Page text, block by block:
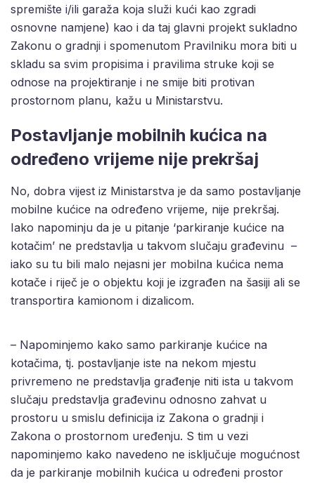
spremište i/ili garaža koja služi kući kao zgradi
osnovne namjene) kao i da taj glavni projekt sukladno
Zakonu o gradnji i spomenutom Pravilniku mora biti u
skladu sa svim propisima i pravilima struke koji se
odnose na projektiranje i ne smije biti protivan
prostornom planu, kažu u Ministarstvu.
Postavljanje mobilnih kućica na
određeno vrijeme nije prekršaj
No, dobra vijest iz Ministarstva je da samo postavljanje
mobilne kućice na određeno vrijeme, nije prekršaj.
Iako napominju da je u pitanje ‘parkiranje kućice na
kotačim’ ne predstavlja u takvom slučaju građevinu –
iako su tu bili malo nejasni jer mobilna kućica nema
kotače i riječ je o objektu koji je izgrađen na šasiji ali se
transportira kamionom i dizalicom.
– Napominjemo kako samo parkiranje kućice na
kotačima, tj. postavljanje iste na nekom mjestu
privremeno ne predstavlja građenje niti ista u takvom
slučaju predstavlja građevinu odnosno zahvat u
prostoru u smislu definicija iz Zakona o gradnji i
Zakona o prostornom uređenju. S tim u vezi
napominjemo kako navedeno ne isključuje mogućnost
da je parkiranje mobilnih kućica u određeni prostor